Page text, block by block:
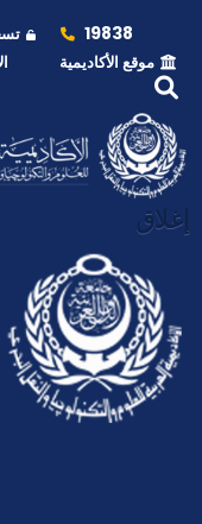
19838
موقع الأكاديمية
إغلاق